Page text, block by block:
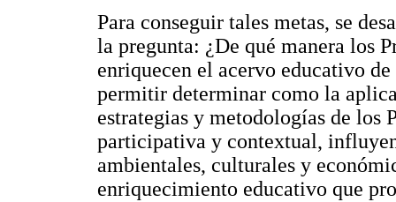
Para conseguir tales metas, se
la pregunta: ¿De qué manera los
enriquecen el acervo educativo
permitir determinar como la
estrategias y metodologías de los
participativa y contextual,
ambientales, culturales y
enriquecimiento educativo que